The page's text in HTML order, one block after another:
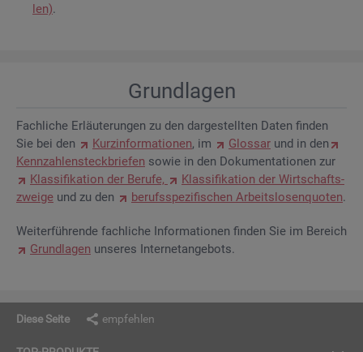
len).
Grund­la­gen
Fach­li­che Er­läu­te­run­gen zu den dar­ge­stell­ten Daten fin­den
Sie bei den
Kurz­in­for­ma­tio­nen, im Glos­sar und in den
Kenn­zah­len­steck­brie­fen sowie in den Do­ku­men­ta­tio­nen zur
Klas­si­fi­ka­ti­on der Be­ru­fe,
Klas­si­fi­ka­ti­on der Wirt­schafts­
zwei­ge und zu den be­rufs­spe­zi­fi­schen Ar­beits­lo­sen­quo­ten.
Wei­ter­füh­ren­de fach­li­che In­for­ma­tio­nen fin­den Sie im Be­reich
Grund­la­gen un­se­res In­ter­net­an­ge­bots.
Diese Seite empfehlen